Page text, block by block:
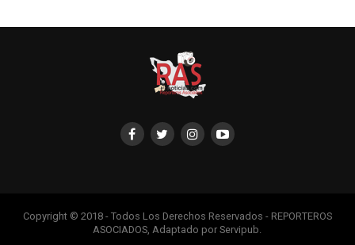
Copyright © 2018 - Todos Los Derechos Reservados - REPORTEROS
ASOCIADOS, Adaptado por Servipub.